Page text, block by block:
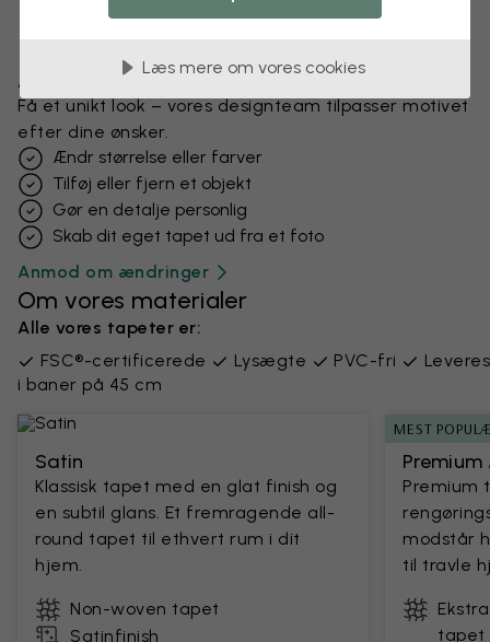
Ændr dit tapet
Få et unikt look – vores designteam tilpasser motivet
efter dine ønsker.
Ændr størrelse eller farver
Tilføj eller fjern et objekt
Gør en detalje personlig
Skab dit eget tapet ud fra et foto
Anmod om ændringer
Om vores materialer
Alle vores tapeter er:
FSC®-certificerede
Lysægte PVC-fri
Leveres
i baner på 45 cm
Satin
Klassisk tapet med en glat finish og
en subtil glans. Et fremragende all-
round tapet til ethvert rum i dit
hjem.
Non-woven tapet
Satinfinish
MEST
Premium
modstår
til travle
tapet
Læs mere om vores cookies